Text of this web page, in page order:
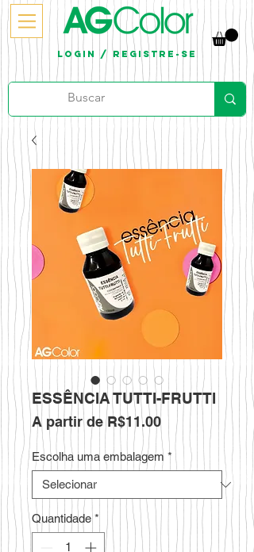
Login / Registre-se
ESSÊNCIA TUTTI-FRUTTI
A partir deR$11.00Preço
promocional
Escolha uma embalagem *
Quantidade *